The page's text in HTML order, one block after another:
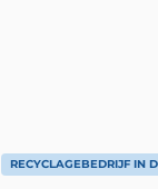
RECYCLAGEBEDRIJF IN